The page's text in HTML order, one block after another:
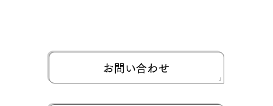
お問い合わせ